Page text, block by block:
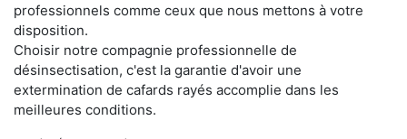
professionnels comme ceux que nous mettons à votre
disposition.
Choisir notre compagnie professionnelle de
désinsectisation, c'est la garantie d'avoir une
extermination de cafards rayés accomplie dans les
meilleures conditions.